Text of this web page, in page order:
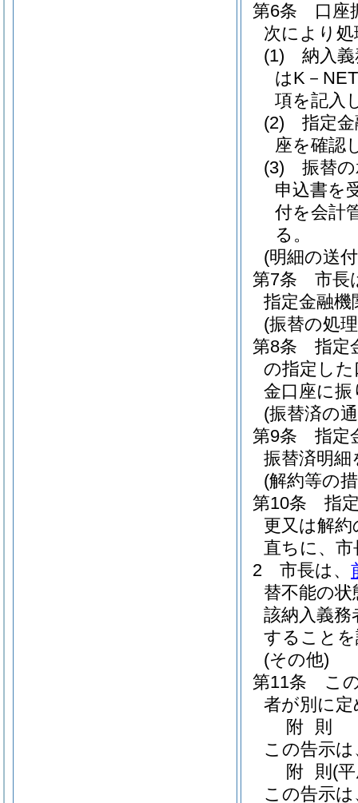
第6条
口座
次により
(1)
納入
はK－
項を記入
(2)
指定
座を確認
(3)
振替
申込書を
付を会計
る。
(明細の送
第7条
市長
指定金融機
(振替の処
第8条
指定
の指定し
金口座に
(振替済の
第9条
指定
振替済明
(解約等の
第10条
指
更又は解
直ちに、
2
市長は、
替不能の
該納入義
すること
(その他)
第11条
こ
者が別に
附 則
この告示
附 則 (
この告示